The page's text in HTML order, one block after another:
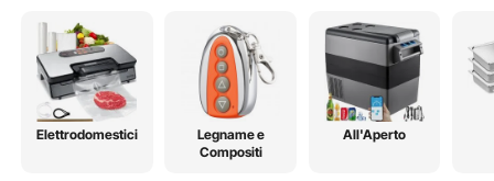
Elettrodomestici
Legname e
Compositi
All'Aperto